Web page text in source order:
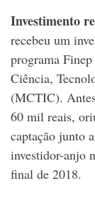
Investimento
recebeu um
programa
Ciência,
(MCTIC).
60 mil reais,
captação junto
investidor-anjo
final de 2018.